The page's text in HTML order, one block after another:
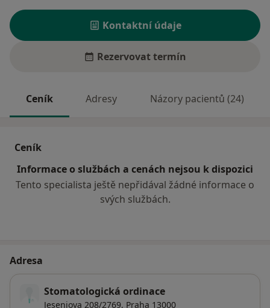
Kontaktní údaje
Rezervovat termín
Ceník Adresy Názory pacientů (24)
Ceník
Informace o službách a cenách nejsou k dispozici
Tento specialista ještě nepřidával žádné informace o
svých službách.
Adresa
Stomatologická ordinace
Jeseniova 208/2769, Praha 13000